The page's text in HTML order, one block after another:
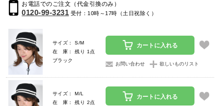
お電話でのご注文（代金引換のみ）
0120-99-3231 受付：10時～17時（土日祝除く）
サイズ： S/M
在 庫： 残り 1点
ブラック
カートに入れる
お問い合わせ 欲しいものリスト
サイズ： M/L
在 庫： 残り 2点
カートに入れる